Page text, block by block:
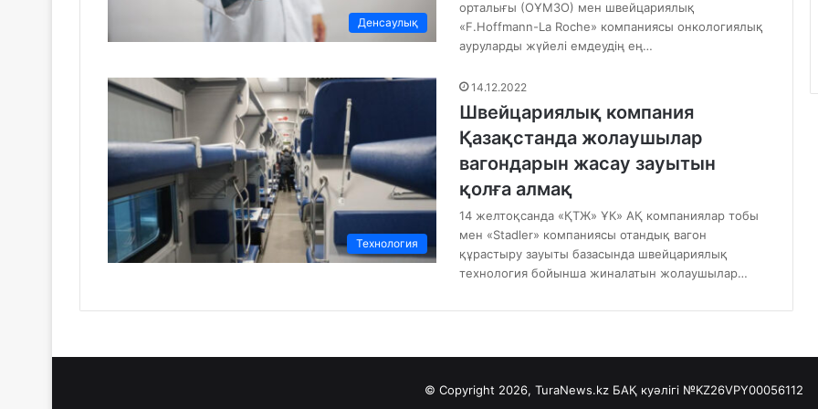
Денсаулық
орталығы (ОҰМЗО) мен швейцариялық
«F.Hoffmann-La Roche» компаниясы онкологиялық
ауруларды жүйелі емдеудің ең…
Технология
14.12.2022
Швейцариялық компания
Қазақстанда жолаушылар
вагондарын жасау зауытын
қолға алмақ
14 желтоқсанда «ҚТЖ» ҰК» АҚ компаниялар тобы
мен «Stadler» компаниясы отандық вагон
құрастыру зауыты базасында швейцариялық
технология бойынша жиналатын жолаушылар…
© Copyright 2026, TuraNews.kz БАҚ куәлігі №KZ26VPY00056112